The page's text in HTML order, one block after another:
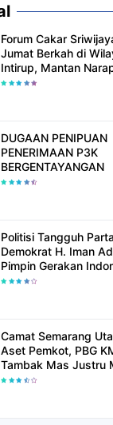
Forum Cakar
Jumat Berkah di
Intirup, Mantan
yang Telah Berhijrah
DUGAAN PENIPUAN
PENERIMAAN P3K
BERGENTAYANGAN
Politisi Tangguh
Demokrat H. Iman
Pimpin Gerakan
Langit Biru Di Pantai
Camat Semarang
Aset Pemkot, PBG
Tambak Mas Justru
Warga Menunggu